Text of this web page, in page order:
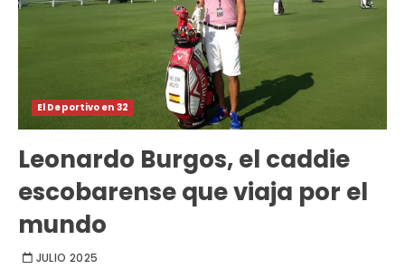
El Deportivo en 32
Leonardo Burgos, el caddie
escobarense que viaja por el
mundo
JULIO 2025